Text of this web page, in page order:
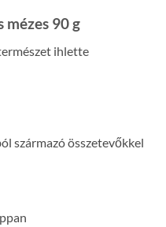
mézes 90 g
ihlette
származó összetevőkkel